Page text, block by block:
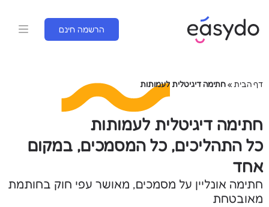
הרשמה חינם
דף הבית »חתימה דיגיטלית לעמותות
חתימה דיגיטלית לעמותות
כל התהליכים, כל המסמכים, במקום
אחד
חתימה אונליין על מסמכים, מאושר עפי חוק בחותמת
מאובטחת